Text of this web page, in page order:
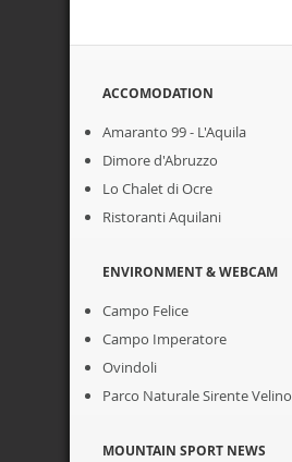
ACCOMODATION
Amaranto 99 - L'Aquila
Dimore d'Abruzzo
Lo Chalet di Ocre
Ristoranti Aquilani
ENVIRONMENT & WEBCAM
Campo Felice
Campo Imperatore
Ovindoli
Parco Naturale Sirente Velino
MOUNTAIN SPORT NEWS